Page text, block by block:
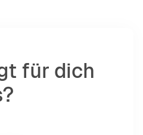
für dich